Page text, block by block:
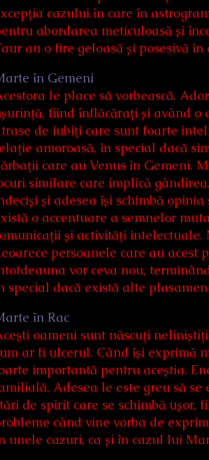
cazului în care în
abordarea meticuloasă și
au o fire geloasă și posesivă în
în Gemeni
le place să vorbească.
fiind înflăcărați și având o
de iubiți care sunt foarte
amoroasă, în special dacă
care au Venus în Gemeni.
similare care implică
și adesea își schimbă
o accentuare a semnelor
și activități
persoanele care au acest
vor ceva nou,
special dacă există alte
în Rac
oameni sunt născuți
ar fi ulcerul. Când își exprimă
importantă pentru aceștia.
Adesea le este greu să
de spirit care se schimbă ușor,
când vine vorba de
unele cazuri, ca și în cazul lui